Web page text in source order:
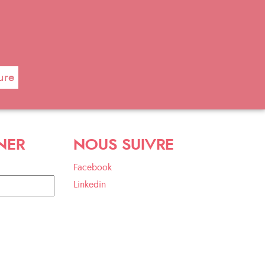
NOUS SUIVRE
Facebook
Linkedin